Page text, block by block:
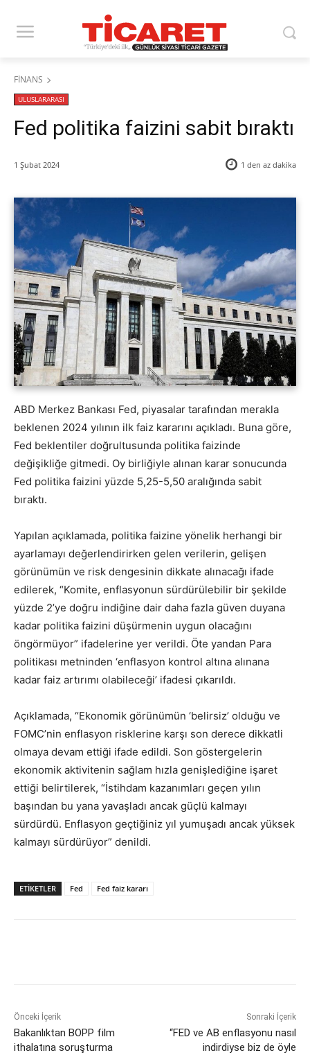
FİNANS
ULUSLARARASI
Fed politika faizini sabit bıraktı
1 Şubat 2024 1 den az dakika
ABD Merkez Bankası Fed, piyasalar tarafından merakla
beklenen 2024 yılının ilk faiz kararını açıkladı. Buna göre,
Fed beklentiler doğrultusunda politika faizinde
değişikliğe gitmedi. Oy birliğiyle alınan karar sonucunda
Fed politika faizini yüzde 5,25-5,50 aralığında sabit
bıraktı.
Yapılan açıklamada, politika faizine yönelik herhangi bir
ayarlamayı değerlendirirken gelen verilerin, gelişen
görünümün ve risk dengesinin dikkate alınacağı ifade
edilerek, “Komite, enflasyonun sürdürülebilir bir şekilde
yüzde 2’ye doğru indiğine dair daha fazla güven duyana
kadar politika faizini düşürmenin uygun olacağını
öngörmüyor” ifadelerine yer verildi. Öte yandan Para
politikası metninden ‘enflasyon kontrol altına alınana
kadar faiz artırımı olabileceği’ ifadesi çıkarıldı.
Açıklamada, “Ekonomik görünümün ‘belirsiz’ olduğu ve
FOMC’nin enflasyon risklerine karşı son derece dikkatli
olmaya devam ettiği ifade edildi. Son göstergelerin
ekonomik aktivitenin sağlam hızla genişlediğine işaret
ettiği belirtilerek, “İstihdam kazanımları geçen yılın
başından bu yana yavaşladı ancak güçlü kalmayı
sürdürdü. Enflasyon geçtiğiniz yıl yumuşadı ancak yüksek
kalmayı sürdürüyor” denildi.
ETİKETLER Fed Fed faiz kararı
Önceki İçerik
Bakanlıktan BOPP film
ithalatına soruşturma
Sonraki İçerik
“FED ve AB enflasyonu nasıl
indirdiyse biz de öyle